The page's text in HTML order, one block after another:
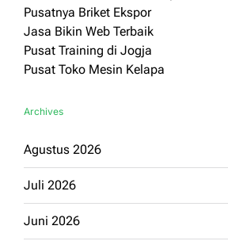
Pusatnya Briket Ekspor
Jasa Bikin Web Terbaik
Pusat Training di Jogja
Pusat Toko Mesin Kelapa
Archives
Agustus 2026
Juli 2026
Juni 2026